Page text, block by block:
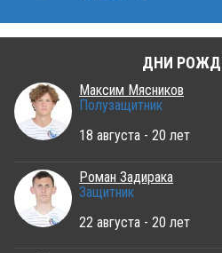
ДНИ
Максим Мясников
Полузащитник
18 августа - 20 лет
Роман Задирака
Защитник
22 августа - 20 лет